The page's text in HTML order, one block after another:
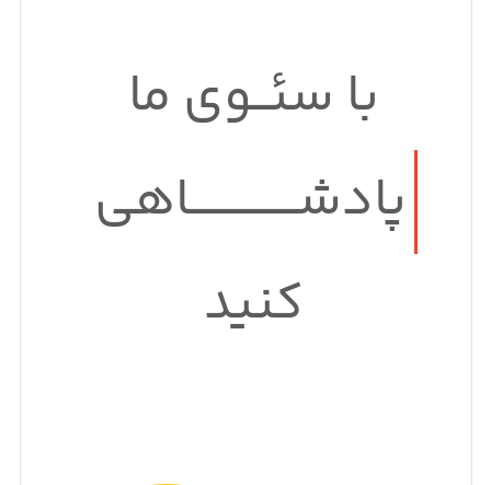
با سئــوی ما
پادشــــــــــــــاهی
کنید